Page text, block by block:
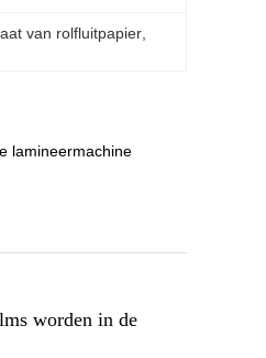
van rolfluitpapier
lamineermachine
worden in de